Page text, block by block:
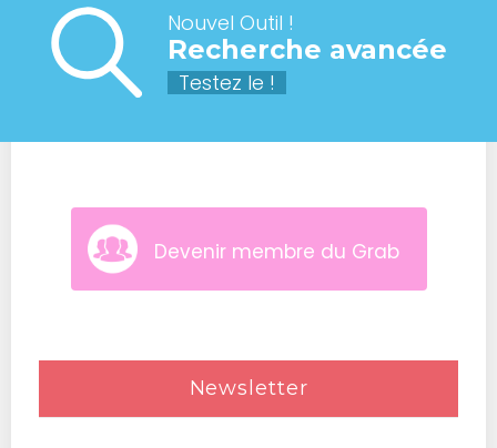
Nouvel Outil !
Recherche avancée
Testez le !
Devenir membre du Grab
Newsletter